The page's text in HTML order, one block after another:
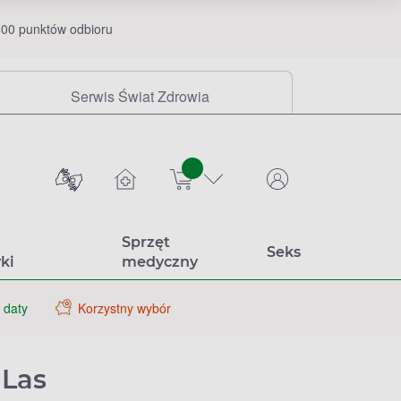
punktów odbioru
Serwis Świat Zdrowia
sztuk
Sprzęt
medyczny
Seks
Korzystny wybór